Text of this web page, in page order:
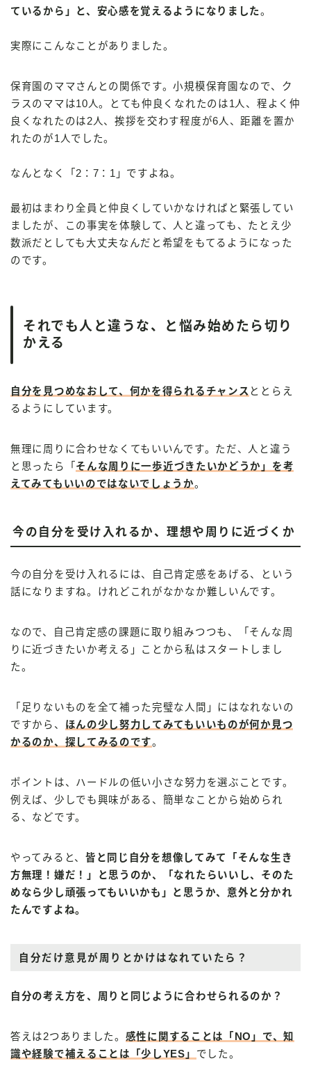
ているから」と、安心感を覚えるようになりました。
実際にこんなことがありました。
保育園のママさんとの関係です。小規模保育園なので、ク
ラスのママは10人。とても仲良くなれたのは1人、程よく仲
良くなれたのは2人、挨拶を交わす程度が6人、距離を置か
れたのが1人でした。
なんとなく「2：7：1」ですよね。
最初はまわり全員と仲良くしていかなければと緊張してい
ましたが、この事実を体験して、人と違っても、たとえ少
数派だとしても大丈夫なんだと希望をもてるようになった
のです。
それでも人と違うな、と悩み始めたら切り
かえる
自分を見つめなおして、何かを得られるチャンス ととらえ
るようにしています。
無理に周りに合わせなくてもいいんです。ただ、人と違う
と思ったら「 そんな周りに一歩近づきたいかどうか」を考
えてみてもいいのではないでしょうか。
今の自分を受け入れるか、理想や周りに近づくか
今の自分を受け入れるには、自己肯定感をあげる、という
話になりますね。けれどこれがなかなか難しいんです。
なので、自己肯定感の課題に取り組みつつも、「そんな周
りに近づきたいか考える」ことから私はスタートしまし
た。
「足りないものを全て補った完璧な人間」にはなれないの
ですから、 ほんの少し努力してみてもいいものが何か見つ
かるのか、探してみるのです。
ポイントは、ハードルの低い小さな努力を選ぶことです。
例えば、少しでも興味がある、簡単なことから始められ
る、などです。
やってみると、 皆と同じ自分を想像してみて「そんな生き
方無理！嫌だ！」と思うのか、「なれたらいいし、そのた
めなら少し頑張ってもいいかも」と思うか、意外と分かれ
たんですよね。
自分だけ意見が周りとかけはなれていたら？
自分の考え方を、周りと同じように合わせられるのか？
答えは2つありました。 感性に関することは「NO」で、知
識や経験で補えることは「少しYES」 でした。